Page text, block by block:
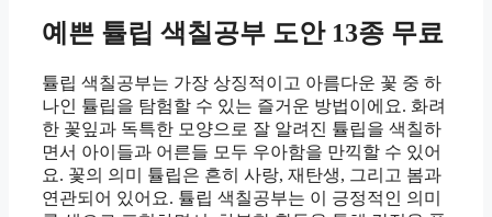
예쁜 튤립 색칠공부 도안 13종 무료
튤립 색칠공부는 가장 상징적이고 아름다운 꽃 중 하
나인 튤립을 탐험할 수 있는 즐거운 방법이에요. 화려
한 꽃잎과 독특한 모양으로 잘 알려진 튤립을 색칠하
면서 아이들과 어른들 모두 우아함을 만끽할 수 있어
요. 꽃의 의미 튤립은 흔히 사랑, 재탄생, 그리고 봄과
연관되어 있어요. 튤립 색칠공부는 이 긍정적인 의미